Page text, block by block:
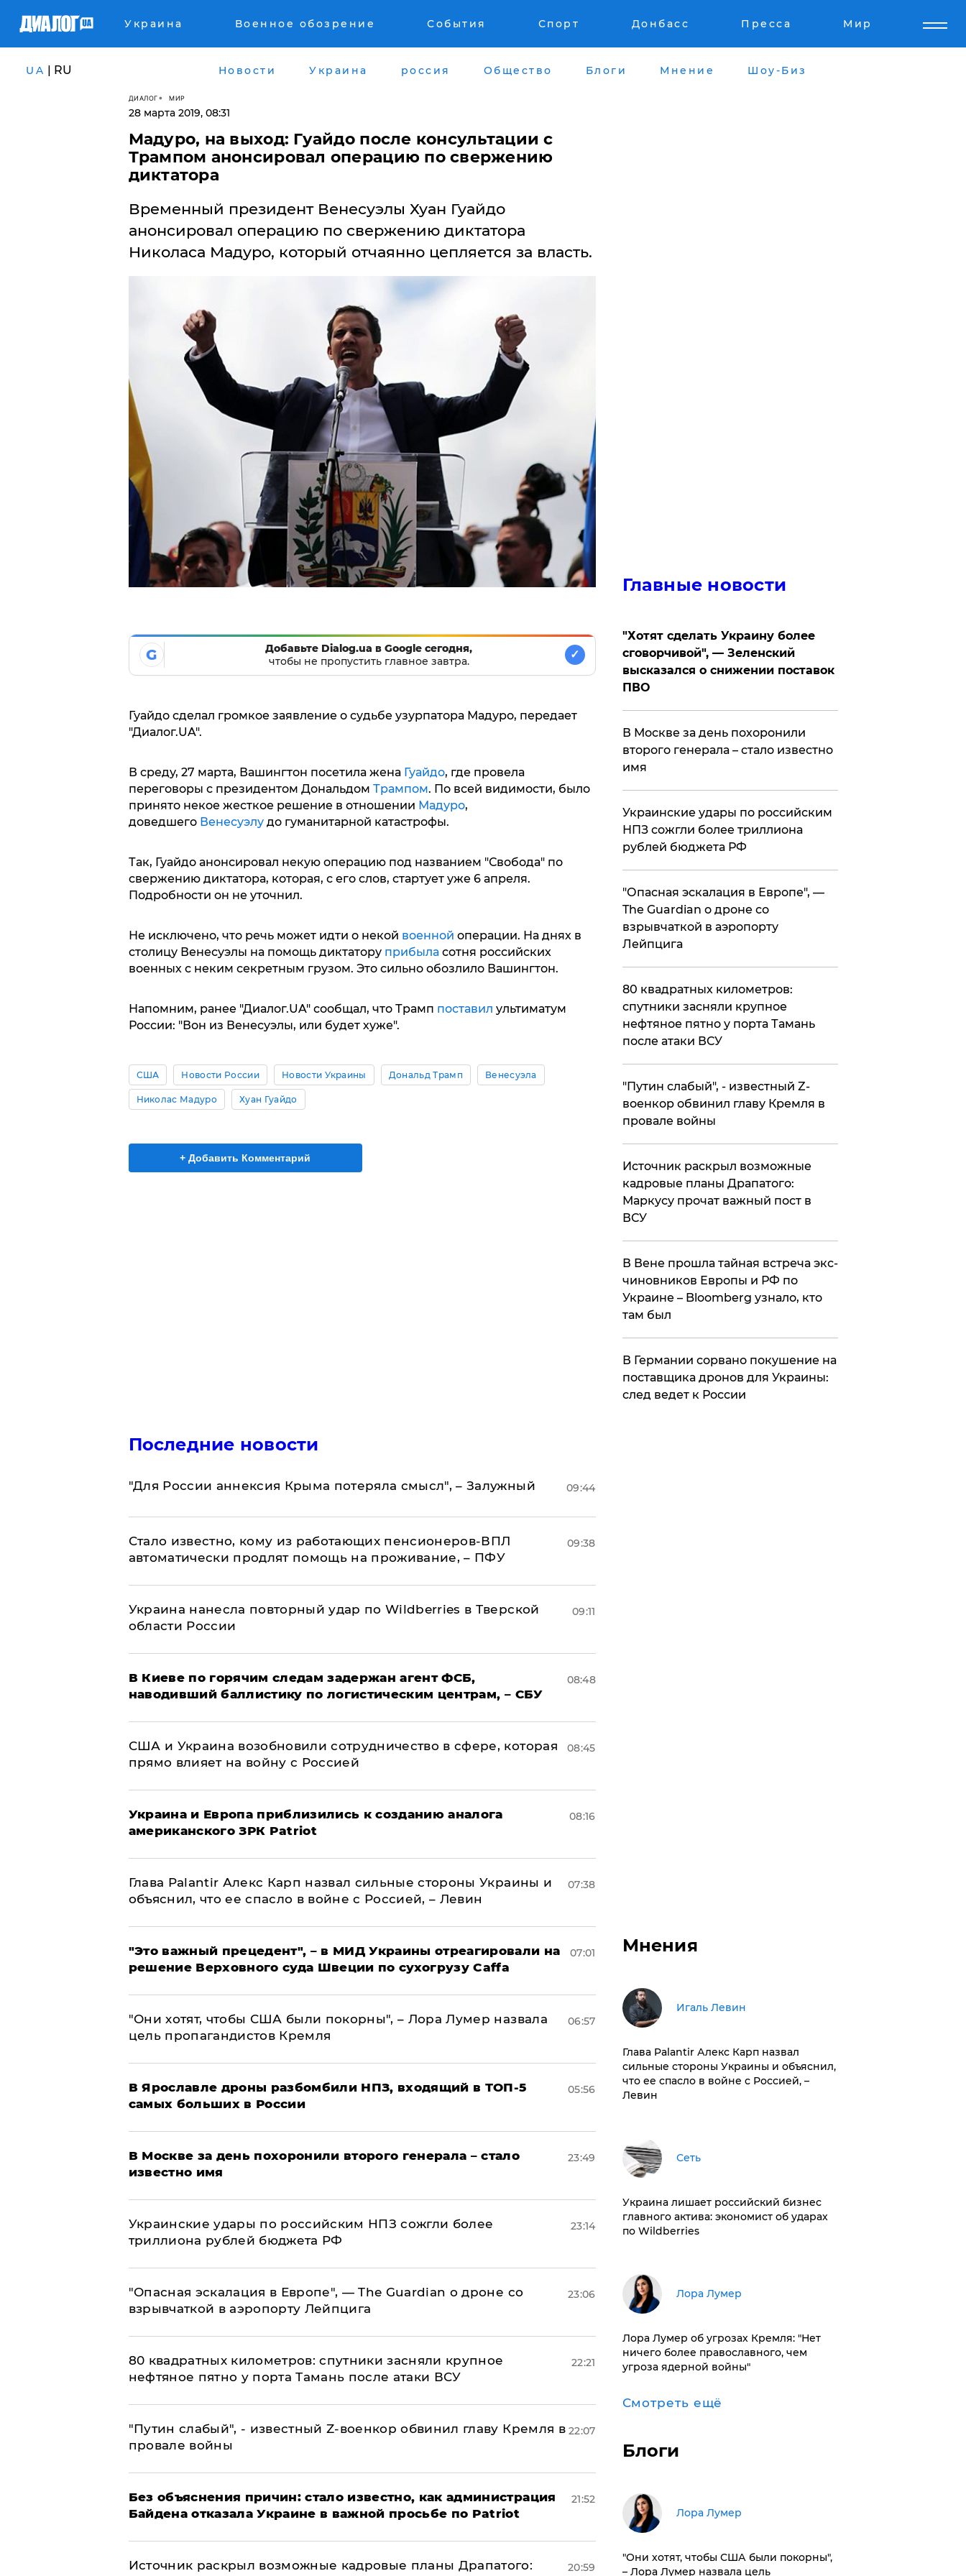
Украина Военное обозрение События Спорт Донбасс Пресса Мир
UA | RU Новости Украина россия Общество Блоги Мнение Шоу-Биз
ДИАЛОГ МИР
28 марта 2019, 08:31
Мадуро, на выход: Гуайдо после консультации с
Трампом анонсировал операцию по свержению
диктатора
​Временный президент Венесуэлы Хуан Гуайдо
анонсировал операцию по свержению диктатора
Николаса Мадуро, который отчаянно цепляется за власть.
G
Добавьте Dialog.ua в Google сегодня,
чтобы не пропустить главное завтра.
✓
Гуайдо сделал громкое заявление о судьбе узурпатора Мадуро, передает
"Диалог.UA".
В среду, 27 марта, Вашингтон посетила жена Гуайдо, где провела
переговоры с президентом Дональдом Трампом. По всей видимости, было
принято некое жесткое решение в отношении Мадуро,
доведшего Венесуэлудо гуманитарной катастрофы.
Так, Гуайдо анонсировал некую операцию под названием "Свобода" по
свержению диктатора, которая, с его слов, стартует уже 6 апреля.
Подробности он не уточнил.
Не исключено, что речь может идти о некой военной операции. На днях в
столицу Венесуэлы на помощь диктатору прибыласотня российских
военных с неким секретным грузом. Это сильно обозлило Вашингтон.
Напомним, ранее "Диалог.UA" сообщал, что Трамп поставил ультиматум
России: "Вон из Венесуэлы, или будет хуже".
США Новости России Новости Украины Дональд Трамп Венесуэла
Николас Мадуро Хуан Гуайдо
+ Добавить Комментарий
Последние новости
"Для России аннексия Крыма потеряла смысл", – Залужный 09:44
Стало известно, кому из работающих пенсионеров-ВПЛ
автоматически продлят помощь на проживание, – ПФУ
09:38
Украина нанесла повторный удар по Wildberries в Тверской
области России
09:11
В Киеве по горячим следам задержан агент ФСБ,
наводивший баллистику по логистическим центрам, – СБУ
08:48
США и Украина возобновили сотрудничество в сфере, которая
прямо влияет на войну с Россией
08:45
Украина и Европа приблизились к созданию аналога
американского ЗРК Patriot
08:16
Глава Palantir Алекс Карп назвал сильные стороны Украины и
объяснил, что ее спасло в войне с Россией, – Левин
07:38
"Это важный прецедент", – в МИД Украины отреагировали на
решение Верховного суда Швеции по сухогрузу Caffa
07:01
"Они хотят, чтобы США были покорны", – Лора Лумер назвала
цель пропагандистов Кремля
06:57
В Ярославле дроны разбомбили НПЗ, входящий в ТОП-5
самых больших в России
05:56
В Москве за день похоронили второго генерала – стало
известно имя
23:49
Украинские удары по российским НПЗ сожгли более
триллиона рублей бюджета РФ
23:14
"Опасная эскалация в Европе", — The Guardian о дроне со
взрывчаткой в аэропорту Лейпцига
23:06
80 квадратных километров: спутники засняли крупное
нефтяное пятно у порта Тамань после атаки ВСУ
22:21
​"Путин слабый", - известный Z-военкор обвинил главу Кремля в
провале войны
22:07
Без объяснения причин: стало известно, как администрация
Байдена отказала Украине в важной просьбе по Patriot
21:52
​Источник раскрыл возможные кадровые планы Драпатого:
20:59
Главные новости
​"Хотят сделать Украину более
сговорчивой", — Зеленский
высказался о снижении поставок
ПВО
В Москве за день похоронили
второго генерала – стало известно
имя
Украинские удары по российским
НПЗ сожгли более триллиона
рублей бюджета РФ
"Опасная эскалация в Европе", —
The Guardian о дроне со
взрывчаткой в аэропорту
Лейпцига
80 квадратных километров:
спутники засняли крупное
нефтяное пятно у порта Тамань
после атаки ВСУ
​"Путин слабый", - известный Z-
военкор обвинил главу Кремля в
провале войны
​Источник раскрыл возможные
кадровые планы Драпатого:
Маркусу прочат важный пост в
ВСУ
В Вене прошла тайная встреча экс-
чиновников Европы и РФ по
Украине – Bloomberg узнало, кто
там был
​В Германии сорвано покушение на
поставщика дронов для Украины:
след ведет к России
Мнения
Игаль Левин
Глава Palantir Алекс Карп назвал
сильные стороны Украины и объяснил,
что ее спасло в войне с Россией, –
Левин
Сеть
​Украина лишает российский бизнес
главного актива: экономист об ударах
по Wildberries
​Лора Лумер
Лора Лумер об угрозах Кремля: "Нет
ничего более православного, чем
угроза ядерной войны"
Смотреть ещё
Блоги
​Лора Лумер
"Они хотят, чтобы США были покорны",
– Лора Лумер назвала цель